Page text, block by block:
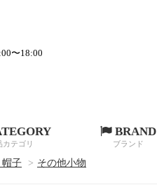
〜18:00
カテゴリ
BRAND
ブランド
帽子 > その他小物